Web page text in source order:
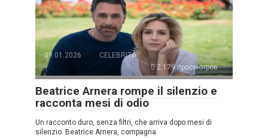
09.01.2026
CELEBRITÀ
2.179 просмотров
Beatrice Arnera rompe il silenzio e
racconta mesi di odio
Un racconto duro, senza filtri, che arriva dopo mesi di
silenzio. Beatrice Arnera, compagna